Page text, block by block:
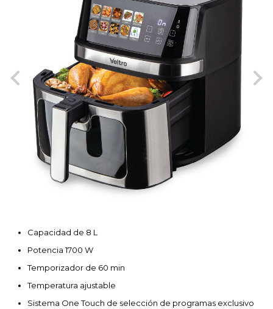
Capacidad de 8 L
Potencia 1700 W
Temporizador de 60 min
Temperatura ajustable
Sistema One Touch de selección de programas exclusivo